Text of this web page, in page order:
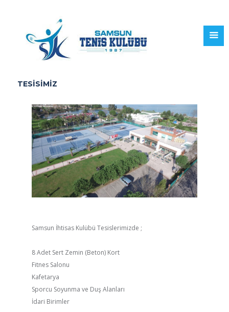
TESİSİMİZ
Samsun İhtisas Kulübü Tesislerimizde ;
8 Adet Sert Zemin (Beton) Kort
Fitnes Salonu
Kafetarya
Sporcu Soyunma ve Duş Alanları
İdari Birimler